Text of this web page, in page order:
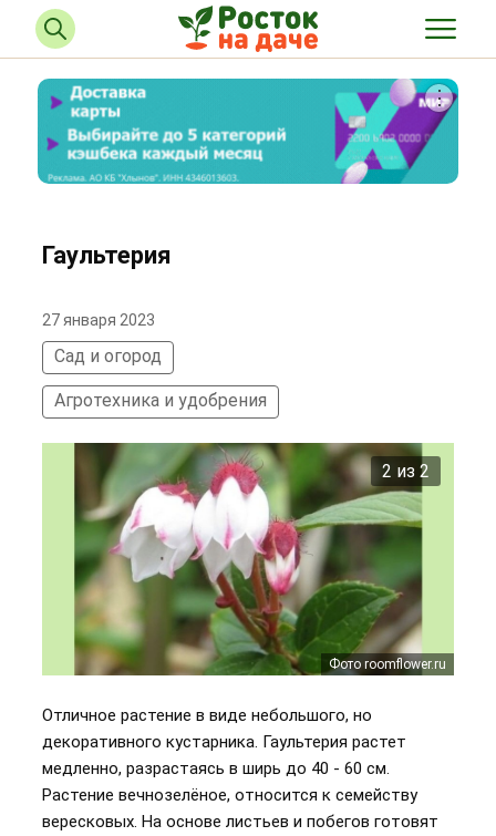
Гаультерия
27 января 2023
Сад и огород
Агротехника и удобрения
2 из 2
Фото floristics.info
Фото roomflower.ru
Отличное растение в виде небольшого, но
декоративного кустарника. Гаультерия растет
медленно, разрастаясь в ширь до 40 - 60 см.
Растение вечнозелёное, относится к семейству
вересковых. На основе листьев и побегов готовят